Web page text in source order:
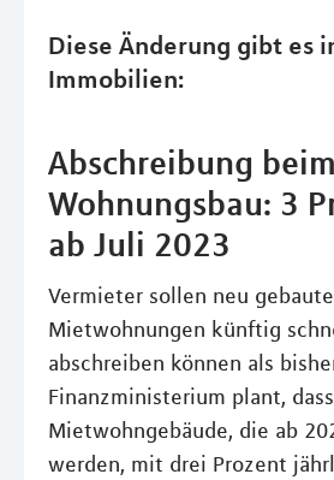
Diese Änderung gibt es
Immobilien:
Abschreibung beim
Wohnungsbau: 3
ab Juli 2023
Vermieter sollen neu gebaute
Mietwohnungen künftig
abschreiben können als
Finanzministerium plant,
Mietwohngebäude, die ab
werden, mit drei Prozent